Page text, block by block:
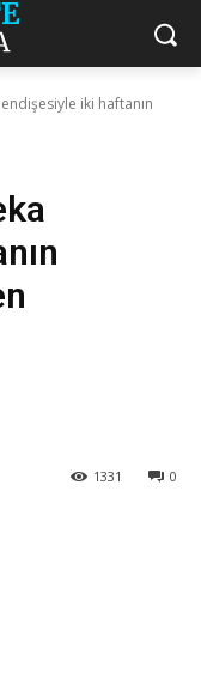
iki haftanın
0
1331